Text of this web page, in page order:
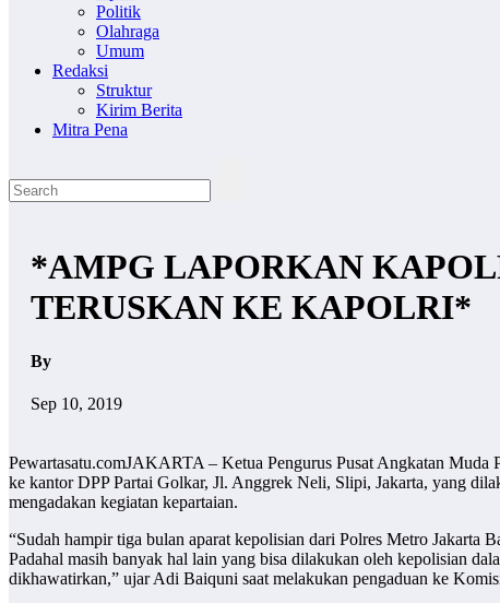
Politik
Olahraga
Umum
Redaksi
Struktur
Kirim Berita
Mitra Pena
*AMPG LAPORKAN
TERUSKAN KE KAPOLRI*
By
Sep 10, 2019
Pewartasatu.comJAKARTA – Ketua Pengurus Pusat Angkatan
ke kantor DPP Partai Golkar, Jl. Anggrek Neli, Slipi, Jakarta, yang
mengadakan kegiatan kepartaian.
“Sudah hampir tiga bulan aparat kepolisian dari Polres Metro Jakarta
Padahal masih banyak hal lain yang bisa dilakukan oleh kepolisian
dikhawatirkan,” ujar Adi Baiquni saat melakukan pengaduan ke